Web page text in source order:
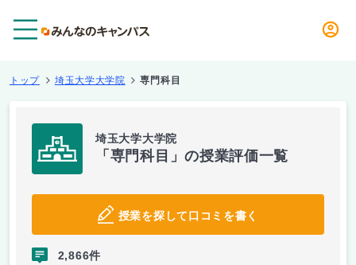
トップ 埼玉大学大学院 専門科目
埼玉大学大学院
「専門科目」の授業評価一覧
授業を探して口コミを書く
2,866件